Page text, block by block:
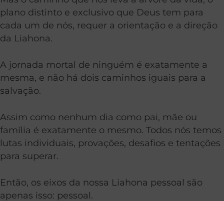
plano distinto e exclusivo que Deus tem para
cada um de nós, requer a orientação e a direção
da Liahona.
A jornada mortal de ninguém é exatamente a
mesma, e não há dois caminhos iguais para a
salvação.
Assim como nenhum dia como pai, mãe ou
família é exatamente o mesmo. Todos nós temos
lutas individuais, provações, desafios e tentações
para superar.
Então, os eixos da nossa Liahona pessoal são
apenas isso: pessoal.